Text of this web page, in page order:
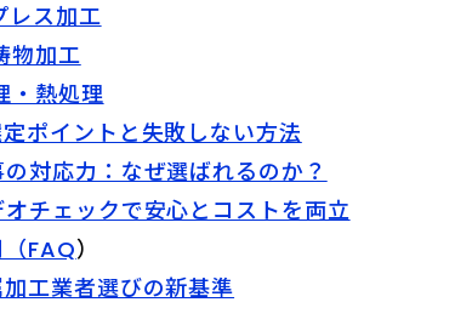
ス加工
物加工
・熱処理
ポイントと失敗しない方法
対応力：なぜ選ばれるのか？
チェックで安心とコストを両立
FAQ）
工業者選びの新基準